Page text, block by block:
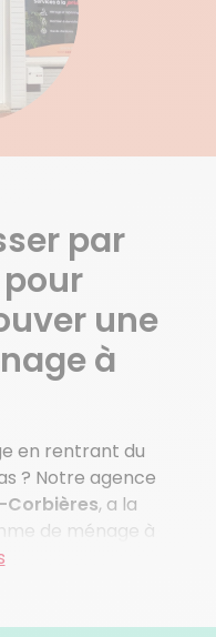
par
pour
une
à
en rentrant du
? Notre agence
Corbières, a la
de ménage à